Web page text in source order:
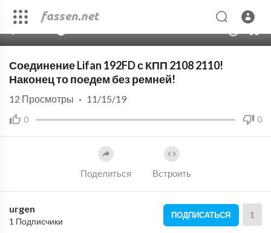
Соединение Lifan 192FD с КПП 2108 2110!
Наконец то поедем без ремней!
0 0
12 Просмотры · 11/15/19
Поделиться Встроить
urgen
1 Подписчики
ПОДПИСАТЬСЯ 1